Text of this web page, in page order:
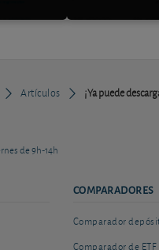
Artículos ¡Ya puede
de 9h-14h
COMPARADORES
Comparador
Comparador de ETF